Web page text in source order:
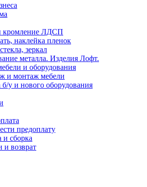
кромление ЛДСП
наклейка пленок
зеркал
металла. Изделия Лофт.
и оборудования
и монтаж мебели
у и нового оборудования
предоплату
и сборка
и возврат